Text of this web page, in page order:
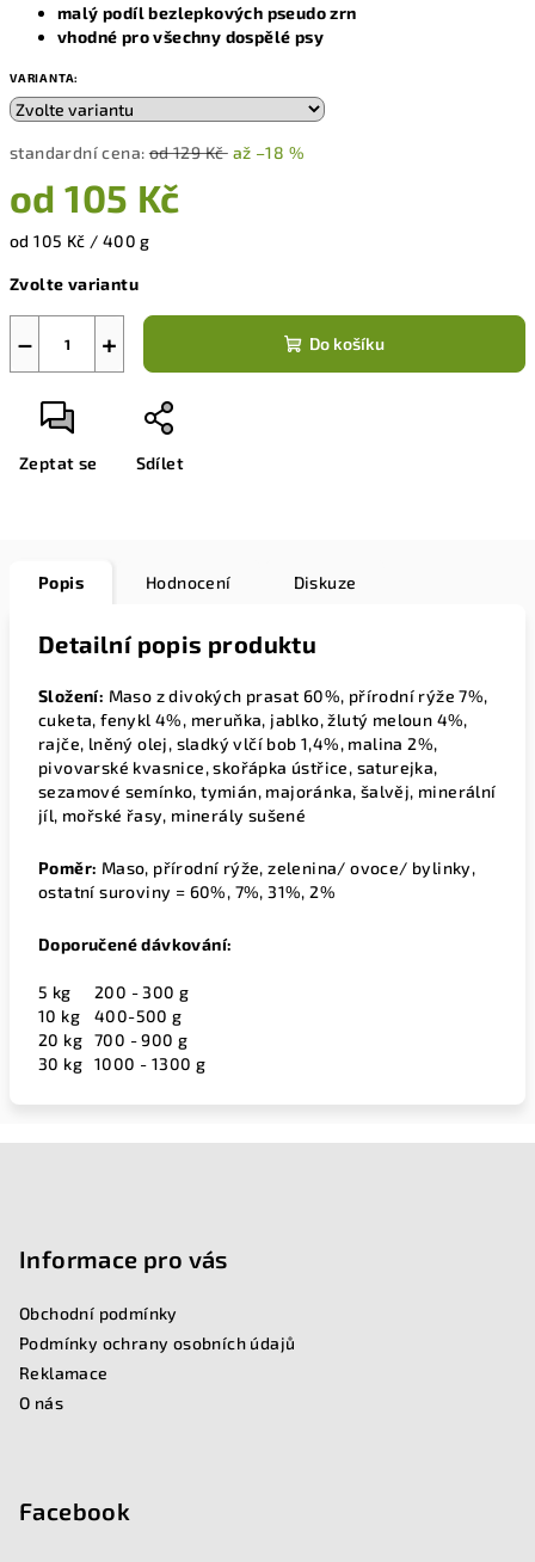
malý podíl bezlepkových pseudo zrn
vhodné pro všechny dospělé psy
VARIANTA:
standardní cena: od 129 Kč až –18 %
od105 Kč
Měrná
od 105 Kč / 400 g
Zvolte variantu
+
− Do košíku
Zeptat se Sdílet
Popis Hodnocení Diskuze
Detailní popis produktu
Složení: Maso z divokých prasat 60%, přírodní rýže 7%,
cuketa, fenykl 4%, meruňka, jablko, žlutý meloun 4%,
rajče, lněný olej, sladký vlčí bob 1,4%, malina 2%,
pivovarské kvasnice, skořápka ústřice, saturejka,
sezamové semínko, tymián, majoránka, šalvěj, minerální
jíl, mořské řasy, minerály sušené
Poměr: Maso, přírodní rýže, zelenina/ ovoce/ bylinky,
ostatní suroviny = 60%, 7%, 31%, 2%
Doporučené dávkování:
5 kg
200 - 300 g
10 kg
400-500 g
20 kg 700 - 900 g
30 kg 1000 - 1300 g
Informace pro vás
Obchodní podmínky
Podmínky ochrany osobních údajů
Reklamace
O nás
Facebook